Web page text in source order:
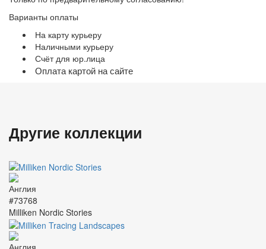
Варианты оплаты
На карту курьеру
Наличными курьеру
Счёт для юр.лица
Оплата картой на сайте
Другие коллекции
#73768
Milliken Nordic Stories